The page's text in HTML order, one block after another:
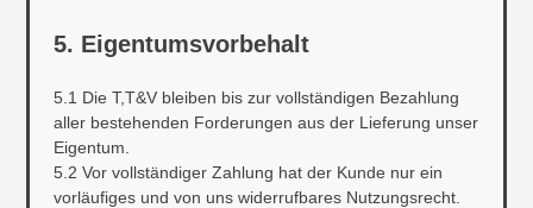
5. Eigentumsvorbehalt
5.1 Die T,T&V bleiben bis zur vollständigen Bezahlung
aller bestehenden Forderungen aus der Lieferung unser
Eigentum.
5.2 Vor vollständiger Zahlung hat der Kunde nur ein
vorläufiges und von uns widerrufbares Nutzungsrecht.